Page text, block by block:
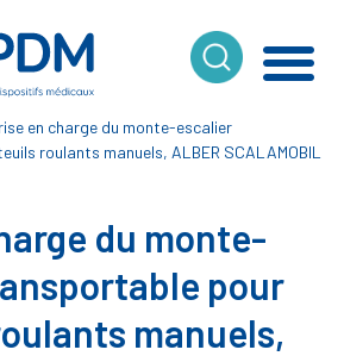
en charge du monte-escalier
roulants manuels, ALBER SCALAMOBIL
du monte-
pour
manuels,